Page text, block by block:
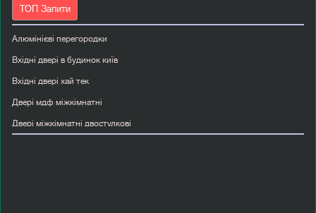
ТОП Запити
Алюмінієві перегородки
Вхідні двері в будинок київ
Вхідні двері хай тек
Двері мдф міжкімнатні
Двері міжкімнатні двостулкові